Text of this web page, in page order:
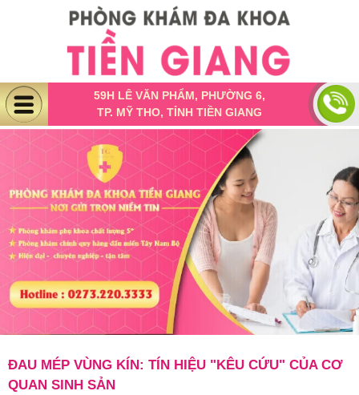
59H LÊ VĂN PHẨM, PHƯỜNG 6,
TP. MỸ THO, TỈNH TIỀN GIANG
ĐAU MÉP VÙNG KÍN: TÍN HIỆU "KÊU CỨU" CỦA CƠ
QUAN SINH SẢN